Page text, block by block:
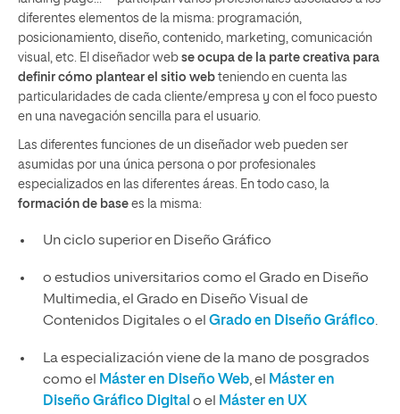
diferentes elementos de la misma: programación,
posicionamiento, diseño, contenido, marketing, comunicación
visual, etc. El diseñador web se ocupa de la parte creativa para
definir cómo plantear el sitio web teniendo en cuenta las
particularidades de cada cliente/empresa y con el foco puesto
en una navegación sencilla para el usuario.
Las diferentes funciones de un diseñador web pueden ser
asumidas por una única persona o por profesionales
especializados en las diferentes áreas. En todo caso, la
formación de base es la misma:
Un ciclo superior en Diseño Gráfico
o estudios universitarios como el Grado en Diseño
Multimedia, el Grado en Diseño Visual de
Contenidos Digitales o el Grado en Diseño Gráfico.
La especialización viene de la mano de posgrados
como el
Máster en Diseño Web, el
Máster en
Diseño Gráfico Digital o el
Máster en UX